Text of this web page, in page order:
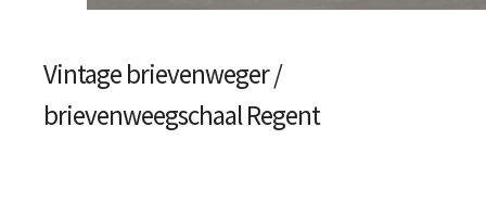
Vintage brievenweger /
brievenweegschaal Regent